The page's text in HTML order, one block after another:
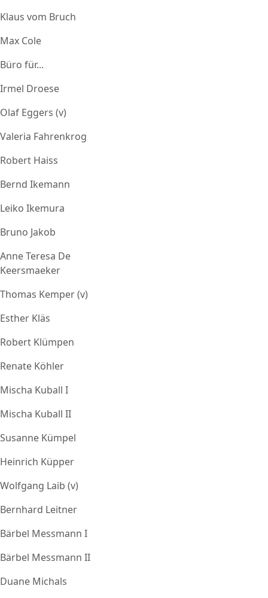
Klaus vom Bruch
Max Cole
Büro für...
Irmel Droese
Olaf Eggers (v)
Valeria Fahrenkrog
Robert Haiss
Bernd Ikemann
Leiko Ikemura
Bruno Jakob
Anne Teresa De
Keersmaeker
Thomas Kemper (v)
Esther Kläs
Robert Klümpen
Renate Köhler
Mischa Kuball I
Mischa Kuball II
Susanne Kümpel
Heinrich Küpper
Wolfgang Laib (v)
Bernhard Leitner
Bärbel Messmann I
Bärbel Messmann II
Duane Michals